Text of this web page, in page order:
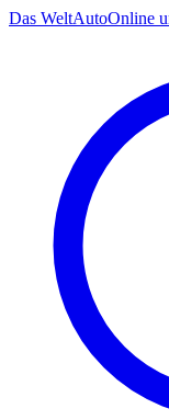
Das WeltAutoOnline